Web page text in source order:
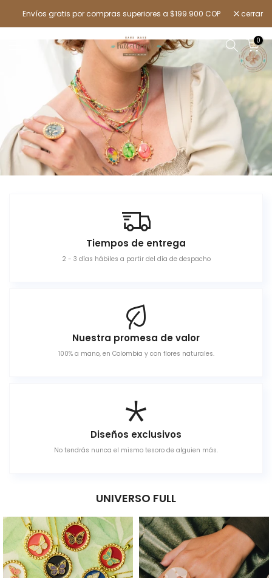
al
Envíos gratis por compras superiores a $199.900 COP cerrar
0
Tiempos de entrega
2 - 3 días hábiles a partir del día de despacho
Nuestra promesa de valor
100% a mano, en Colombia y con flores naturales.
Diseños exclusivos
No tendrás nunca el mismo tesoro de alguien más.
UNIVERSO FULL